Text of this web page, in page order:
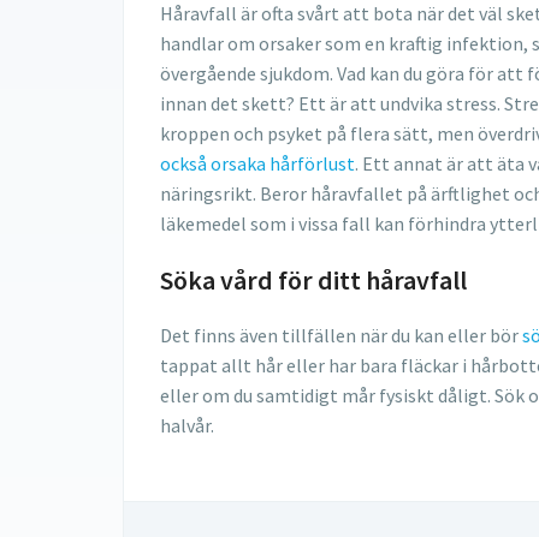
Håravfall är ofta svårt att bota när det väl
handlar om orsaker som en kraftig infektion,
övergående sjukdom. Vad kan du göra för att
innan det skett? Ett är att undvika stress.
kroppen och psyket på flera sätt, men
också orsaka hårförlust. Ett annat är att äta
näringsrikt. Beror håravfallet på ärftlighet
läkemedel som i vissa fall kan förhindra
Söka vård för ditt håravfall
Det finns även tillfällen när du kan eller bör
tappat allt hår eller har bara fläckar i
eller om du samtidigt mår fysiskt dåligt.
halvår.